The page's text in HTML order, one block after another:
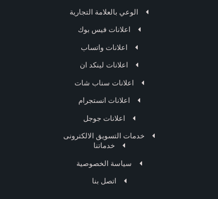
الوعي بالعلامة التجارية
اعلانات فيس بوك
اعلانات واتساب
اعلانات لينكد ان
اعلانات سناب شات
اعلانات انستجرام
اعلانات جوجل
خدمات التسويق الالكترونى
خدماتنا
سياسة الخصوصية
اتصل بنا